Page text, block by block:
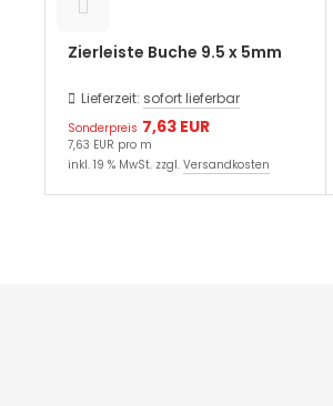
Zierleiste Buche 9.5 x 5mm
Lieferzeit: sofort lieferbar
Sonderpreis 7,63 EUR
7,63 EUR pro m
inkl. 19 % MwSt. zzgl. Versandkosten